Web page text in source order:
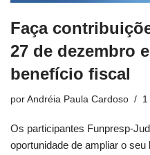
Faça
27 de dezembro
benefício fiscal
por Andréia Paula Cardoso
Os participantes Funpresp-
oportunidade de ampliar o